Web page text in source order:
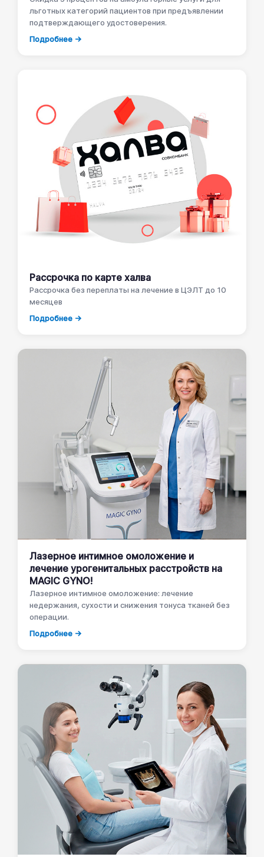
льготных категорий пациентов при предъявлении
подтверждающего удостоверения.
Подробнее →
Рассрочка по карте халва
Рассрочка без переплаты на лечение в ЦЭЛТ до 10
месяцев
Подробнее →
Лазерное интимное омоложение и
лечение урогенитальных расстройств на
MAGIC GYNO!
Лазерное интимное омоложение: лечение
недержания, сухости и снижения тонуса тканей без
операции.
Подробнее →